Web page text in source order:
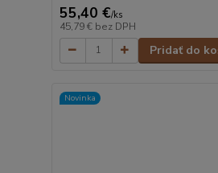
55,40 €/ks
45,79 € bez DPH
Pridať do
Novinka